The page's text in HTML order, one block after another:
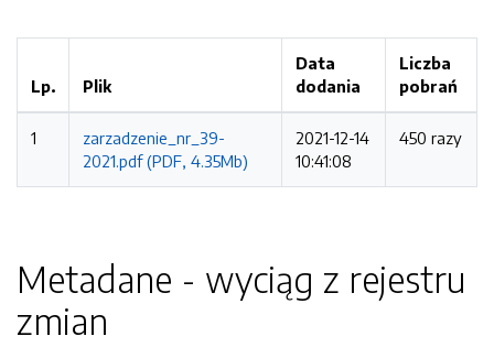
Lp. Plik
Data
dodania
Liczba
pobrań
1
zarzadzenie_nr_39-
2021.pdf (PDF, 4.35Mb)
2021-12-14
10:41:08
450 razy
Metadane - wyciąg z rejestru
zmian